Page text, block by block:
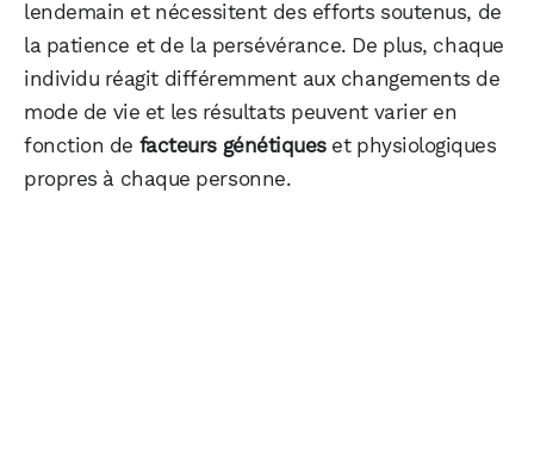
lendemain et nécessitent des efforts soutenus, de
la patience et de la persévérance. De plus, chaque
individu réagit différemment aux changements de
mode de vie et les résultats peuvent varier en
fonction de facteurs génétiqueset physiologiques
propres à chaque personne.